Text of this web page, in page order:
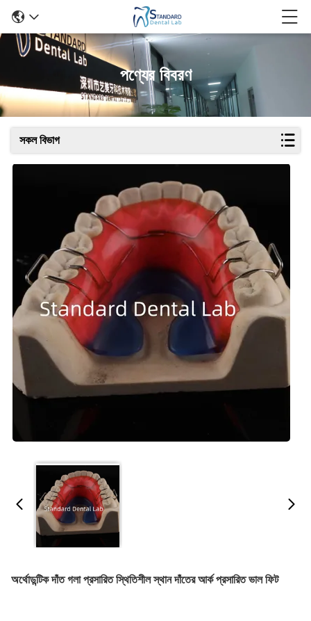
পণ্যের বিবরণ
সকল বিভাগ
অর্থোডন্টিক দাঁত গলা প্রসারিত স্থিতিশীল স্থান দাঁতের আর্ক প্রসারিত ভাল ফিট